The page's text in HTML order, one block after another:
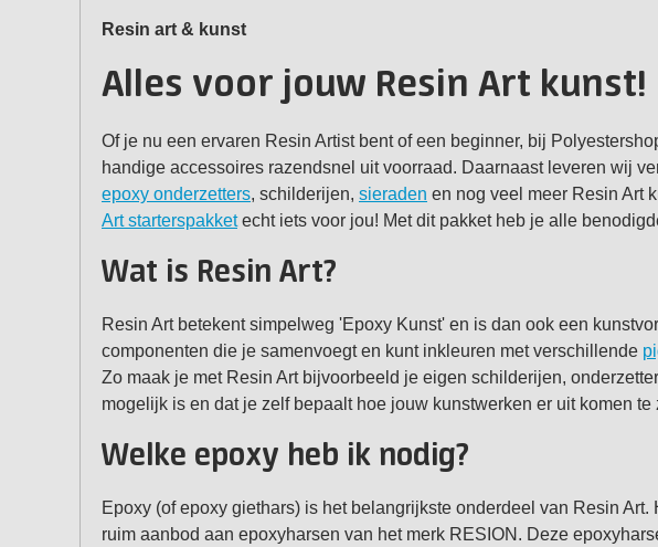
Resin art & kunst
Alles voor jouw Resin Art kunst!
Of je nu een ervaren Resin Artist bent of een beginner, bij
handige accessoires razendsnel uit voorraad. Daarnaast leveren wij
epoxy onderzetters, schilderijen, sieraden en nog veel meer Resin Art
Art starterspakketecht iets voor jou! Met dit pakket heb je alle
Wat is Resin Art?
Resin Art betekent simpelweg 'Epoxy Kunst' en is dan ook een
componenten die je samenvoegt en kunt inkleuren met verschillende
Zo maak je met Resin Art bijvoorbeeld je eigen schilderijen,
mogelijk is en dat je zelf bepaalt hoe jouw kunstwerken er uit komen te
Welke epoxy heb ik nodig?
Epoxy (of epoxy giethars) is het belangrijkste onderdeel van Resin
ruim aanbod aan epoxyharsen van het merk RESION. Deze